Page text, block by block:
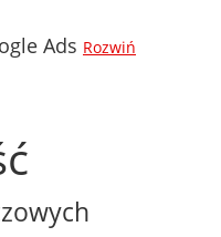
Ads Rozwiń